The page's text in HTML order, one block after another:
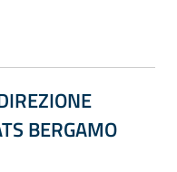
BERGAMO